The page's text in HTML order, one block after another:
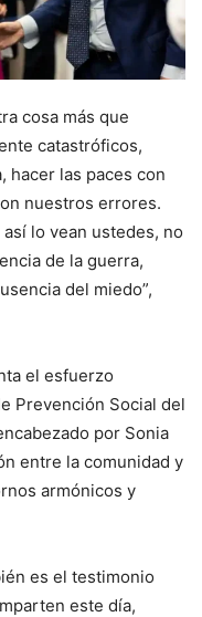
cosa más que
catastróficos,
hacer las paces con
nuestros errores.
lo vean ustedes, no
de la guerra,
del miedo”,
el esfuerzo
Prevención Social del
por Sonia
entre la comunidad y
armónicos y
es el testimonio
este día,